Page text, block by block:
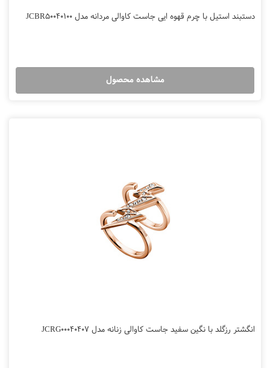
دستبند استیل با چرم قهوه ایی جاست کاوالی مردانه مدل JCBR50040100
مشاهده محصول
انگشتر رزگلد با نگین سفید جاست کاوالی زنانه مدل JCRG00040407